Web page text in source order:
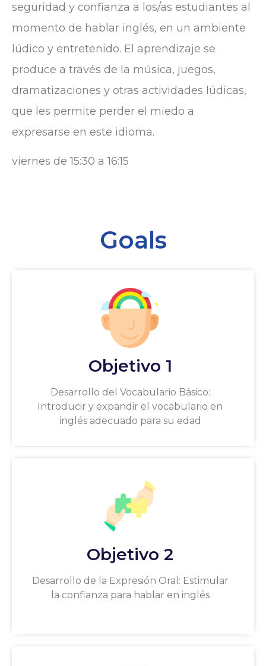
seguridad y confianza a los/as estudiantes al
momento de hablar inglés, en un ambiente
lúdico y entretenido. El aprendizaje se
produce a través de la música, juegos,
dramatizaciones y otras actividades lúdicas,
que les permite perder el miedo a
expresarse en este idioma.
viernes de 15:30 a 16:15
Goals
Objetivo 1
Desarrollo del Vocabulario Básico:
Introducir y expandir el vocabulario en
inglés adecuado para su edad
Objetivo 2
Desarrollo de la Expresión Oral: Estimular
la confianza para hablar en inglés